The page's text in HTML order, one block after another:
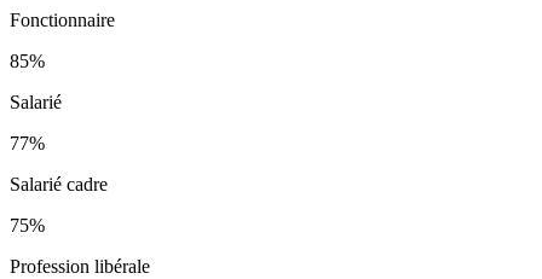
Fonctionnaire
85%
Salarié
77%
Salarié cadre
75%
Profession libérale